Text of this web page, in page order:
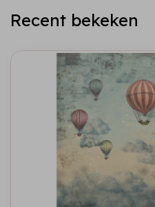
Recent bekeken